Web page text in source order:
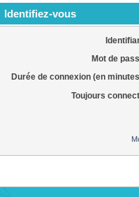
Identifiez-vous
Mot de
Durée de connexion (en
Toujours